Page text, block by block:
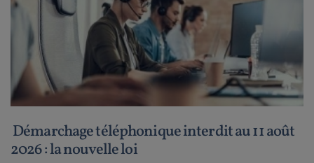
Démarchage téléphonique interdit au 11 août
2026 : la nouvelle loi